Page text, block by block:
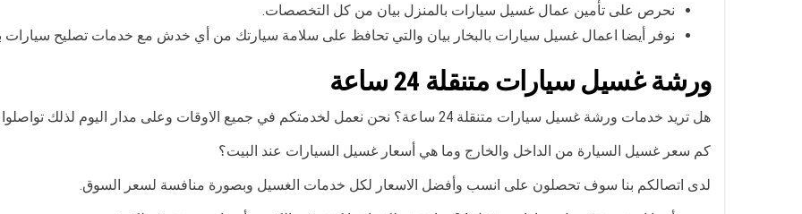
نحرص على تأمين عمال غسيل سيارات بالمنزل بيان من كل التخصصات.
نوفر أيضا اعمال غسيل سيارات بالبخار بيان والتي تحافظ على سلامة سيارتك من أي خدش مع خدمات تصليح سيارات
ورشة غسيل سيارات متنقلة 24 ساعة
هل تريد خدمات ورشة غسيل سيارات متنقلة 24 ساعة؟ نحن نعمل لخدمتكم في جميع الاوقات وعلى مدار اليوم لذلك تواصلوا معنا في اي وقت يناسبكم وسنكون لديكم سريعا.
كم سعر غسيل السيارة من الداخل والخارج وما هي أسعار غسيل السيارات عند البيت؟
لدى اتصالكم بنا سوف تحصلون على انسب وأفضل الاسعار لكل خدمات الغسيل وبصورة منافسة لسعر السوق.